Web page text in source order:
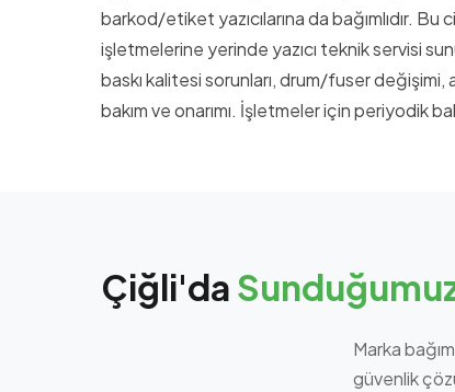
barkod/etiket yazıcılarına da bağımlıdır.
işletmelerine yerinde yazıcı teknik servisi
baskı kalitesi sorunları, drum/fuser değişimi,
bakım ve onarımı. İşletmeler için periyodik
Çiğli'da
Marka
güvenlik